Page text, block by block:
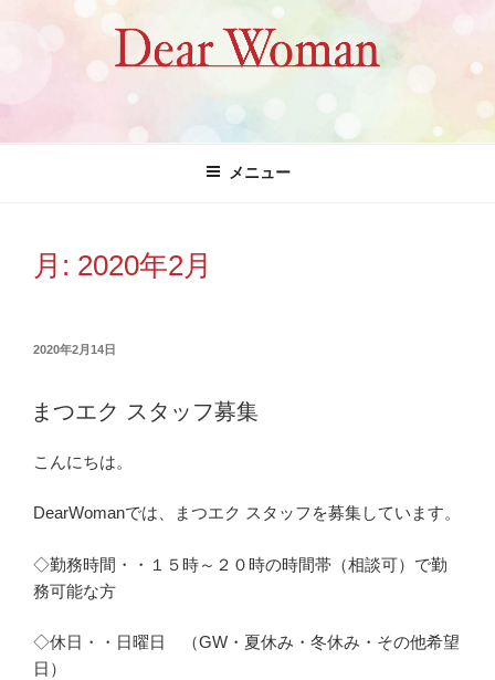
へ
Dear Woman
メニュー
月: 2020年2月
投
2020年2月14日
まつエク スタッフ募集
こんにちは。
DearWomanでは、まつエク スタッフを募集しています。
◇勤務時間・・１５時～２０時の時間帯（相談可）で勤
務可能な方
◇休日・・日曜日 （GW・夏休み・冬休み・その他希望
日）